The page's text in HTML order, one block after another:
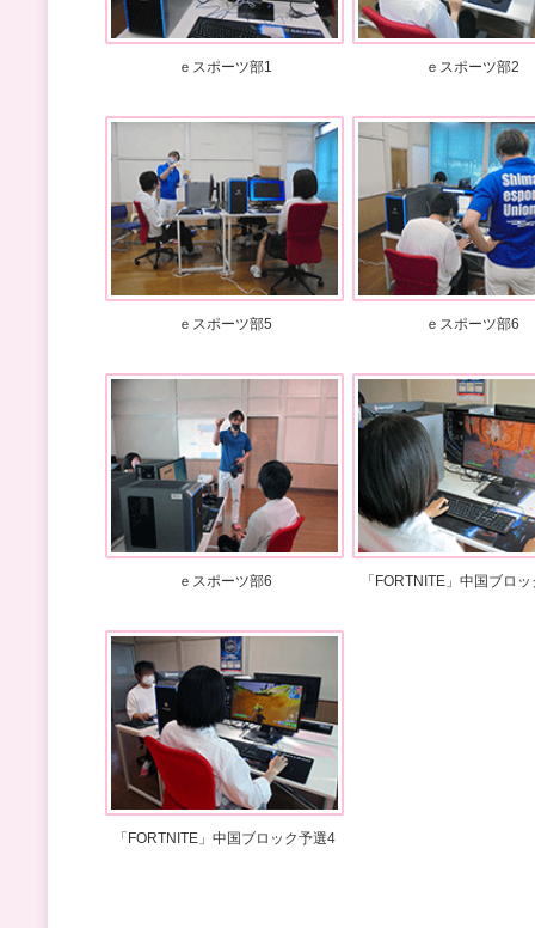
ｅスポーツ部1 ｅスポーツ部2
ｅスポーツ部5 ｅスポーツ部6
ｅスポーツ部6 「FORTNITE」中国ブロ
「FORTNITE」中国ブロック予選4